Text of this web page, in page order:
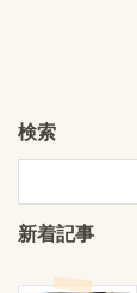
検索
新着記事